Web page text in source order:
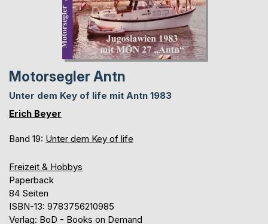
Motorsegler Antn
Unter dem Key of life mit Antn 1983
Erich Beyer
Band 19: Unter dem Key of life
Freizeit & Hobbys
Paperback
84 Seiten
ISBN-13: 9783756210985
Verlag: BoD - Books on Demand